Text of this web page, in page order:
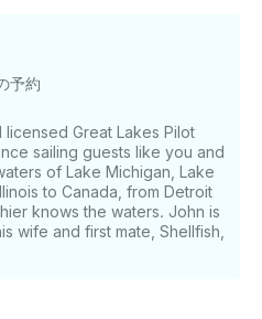
予約
Great Lakes Pilot
sailing guests like you and
of Lake Michigan, Lake
to Canada, from Detroit
knows the waters. John is
wife and first mate, Shellfish,